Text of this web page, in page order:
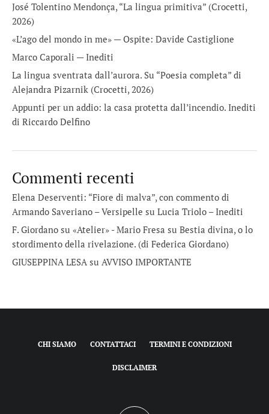
José Tolentino Mendonça, “La lingua primitiva” (Crocetti,
2026)
«L’ago del mondo in me» — Ospite: Davide Castiglione
Marco Caporali — Inediti
La lingua sventrata dall’aurora. Su “Poesia completa” di
Alejandra Pizarnik (Crocetti, 2026)
Appunti per un addio: la casa protetta dall’incendio. Inediti
di Riccardo Delfino
Commenti recenti
Elena Deserventi: “Fiore di malva”, con commento di
Armando Saveriano – Versipelle su Lucia Triolo – Inediti
F. Giordano su «Atelier» - Mario Fresa su Bestia divina, o lo
stordimento della rivelazione. (di Federica Giordano)
GIUSEPPINA LESAsu AVVISO IMPORTANTE
CHI SIAMO CONTATTACI TERMINI E CONDIZIONI
DISCLAIMER